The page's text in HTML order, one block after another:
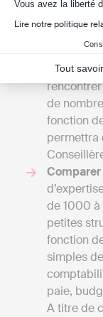
Vous avez la liberté
Lire notre politique
Tout savoir
simple
effet, la
expert-
de
fonction
permettra
de 1000
petites
fonction
simples
paie,
A titre de